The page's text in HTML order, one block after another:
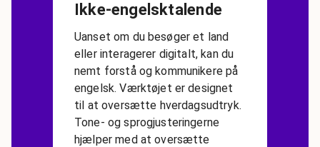
Ikke-engelsktalende
Uanset om du besøger et land
eller interagerer digitalt, kan du
nemt forstå og kommunikere på
engelsk. Værktøjet er designet
til at oversætte hverdagsudtryk.
Tone- og sprogjusteringerne
hjælper med at oversætte